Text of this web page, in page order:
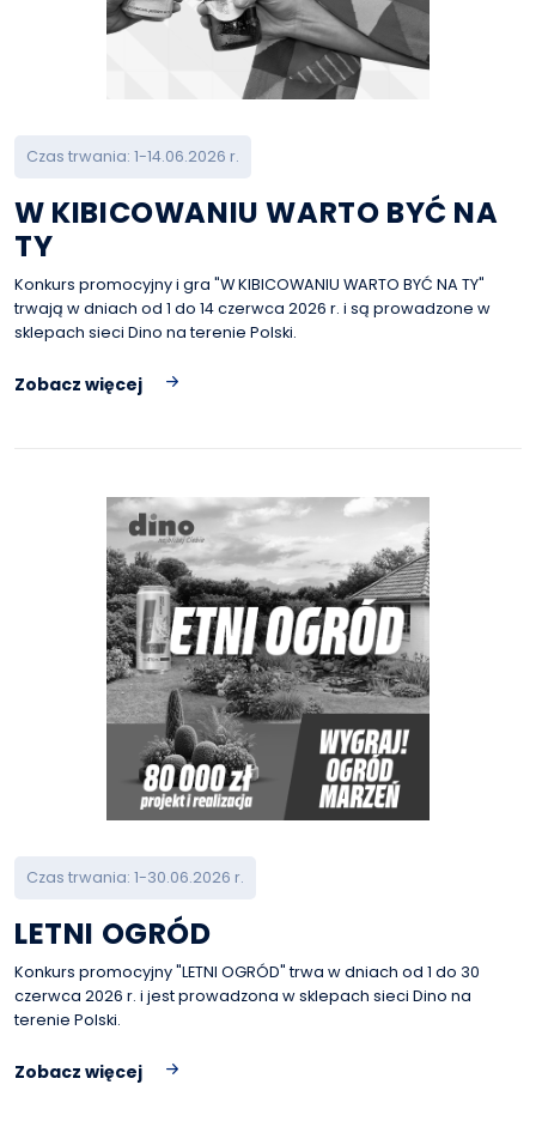
Czas trwania: 1-14.06.2026 r.
W KIBICOWANIU WARTO BYĆ NA
TY
Konkurs promocyjny i gra "W KIBICOWANIU WARTO BYĆ NA TY"
trwają w dniach od 1 do 14 czerwca 2026 r. i są prowadzone w
sklepach sieci Dino na terenie Polski.
Zobacz więcej
Czas trwania: 1-30.06.2026 r.
LETNI OGRÓD
Konkurs promocyjny "LETNI OGRÓD" trwa w dniach od 1 do 30
czerwca 2026 r. i jest prowadzona w sklepach sieci Dino na
terenie Polski.
Zobacz więcej